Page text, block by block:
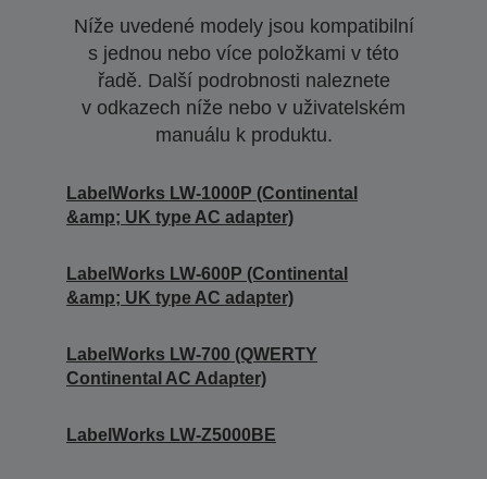
Níže uvedené modely jsou kompatibilní
s jednou nebo více položkami v této
řadě. Další podrobnosti naleznete
v odkazech níže nebo v uživatelském
manuálu k produktu.
LabelWorks LW-1000P (Continental
&amp; UK type AC adapter)
LabelWorks LW-600P (Continental
&amp; UK type AC adapter)
LabelWorks LW-700 (QWERTY
Continental AC Adapter)
LabelWorks LW-Z5000BE